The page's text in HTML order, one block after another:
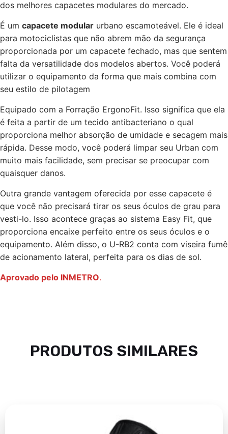
dos melhores capacetes modulares do mercado.
É um capacete modular urbano escamoteável. Ele é ideal
para motociclistas que não abrem mão da segurança
proporcionada por um capacete fechado, mas que sentem
falta da versatilidade dos modelos abertos. Você poderá
utilizar o equipamento da forma que mais combina com
seu estilo de pilotagem
Equipado com a Forração ErgonoFit. Isso significa que ela
é feita a partir de um tecido antibacteriano o qual
proporciona melhor absorção de umidade e secagem mais
rápida. Desse modo, você poderá limpar seu Urban com
muito mais facilidade, sem precisar se preocupar com
quaisquer danos.
Outra grande vantagem oferecida por esse capacete é
que você não precisará tirar os seus óculos de grau para
vesti-lo. Isso acontece graças ao sistema Easy Fit, que
proporciona encaixe perfeito entre os seus óculos e o
equipamento. Além disso, o U-RB2 conta com viseira fumê
de acionamento lateral, perfeita para os dias de sol.
Aprovado pelo INMETRO.
PRODUTOS SIMILARES